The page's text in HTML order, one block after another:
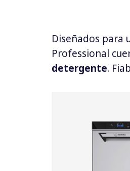
Diseñados para
Professional
detergente.